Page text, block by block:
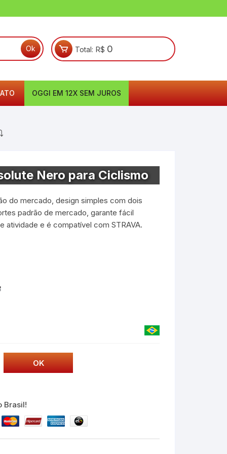
Total: R$ 0
OGGI EM 12X SEM JUROS
Nero para Ciclismo
do mercado, design simples com dois
padrão de mercado, garante fácil
atividade e é compatível com STRAVA.
Brasil!